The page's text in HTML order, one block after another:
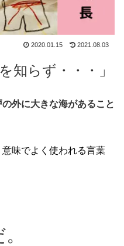
2020.01.15 2021.08.03
知らず・・・」
外に大きな海があること
意味でよく使われる言葉